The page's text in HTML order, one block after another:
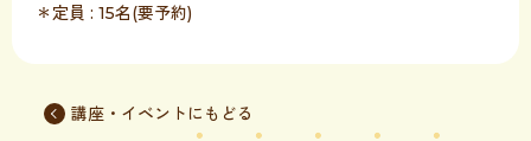
＊定員 : 15名(要予約)
講座・イベントにもどる